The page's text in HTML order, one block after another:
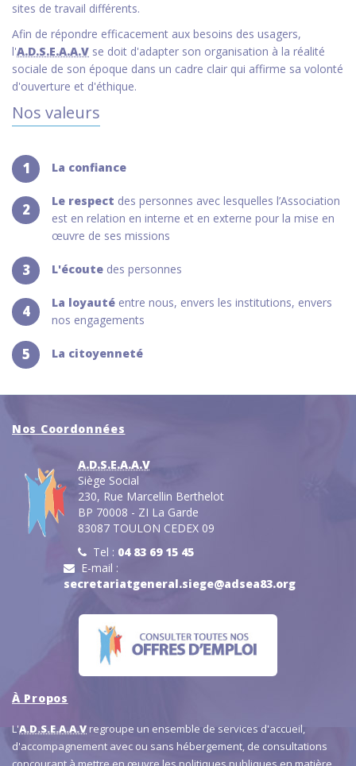
sites de travail différents.
Afin de répondre efficacement aux besoins des usagers,
l'A.D.S.E.A.A.V se doit d'adapter son organisation à la réalité
sociale de son époque dans un cadre clair qui affirme sa volonté
d'ouverture et d'éthique.
Nos valeurs
1 La confiance
2 Le respect des personnes avec lesquelles l’Association
est en relation en interne et en externe pour la mise en
œuvre de ses missions
3 L'écoute des personnes
4 La loyauté entre nous, envers les institutions, envers
nos engagements
5 La citoyenneté
Nos Coordonnées
A.D.S.E.A.A.V
Siège Social
230, Rue Marcellin Berthelot
BP 70008 - ZI La Garde
83087 TOULON CEDEX 09
Tel : 04 83 69 15 45
E-mail :
secretariatgeneral.siege@adsea83.org
À Propos
L'A.D.S.E.A.A.Vregroupe un ensemble de services d'accueil,
d'accompagnement avec ou sans hébergement, de consultations